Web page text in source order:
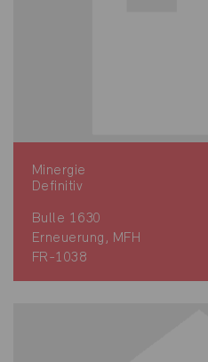
Minergie
Definitiv
Bulle 1630
Erneuerung, MFH
FR-1038